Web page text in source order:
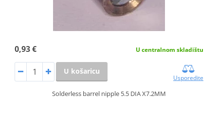
0,93 € U centralnom skladištu
U košaricu
Usporedite
Solderless barrel nipple 5.5 DIA X7.2MM